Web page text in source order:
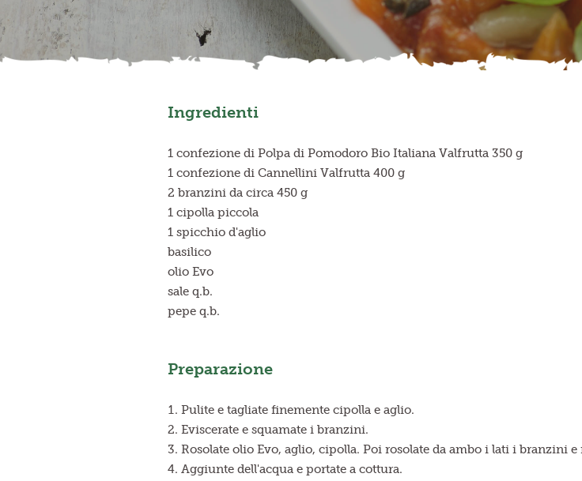
Ingredienti
1 confezione di Polpa di Pomodoro Bio Italiana Valfrutta 350 g
1 confezione di Cannellini Valfrutta 400 g
2 branzini da circa 450 g
1 cipolla piccola
1 spicchio d'aglio
basilico
olio Evo
sale q.b.
pepe q.b.
Preparazione
Pulite e tagliate finemente cipolla e aglio.
Eviscerate e squamate i branzini.
Rosolate olio Evo, aglio, cipolla. Poi rosolate da ambo i lati i branzini
Aggiunte dell'acqua e portate a cottura.